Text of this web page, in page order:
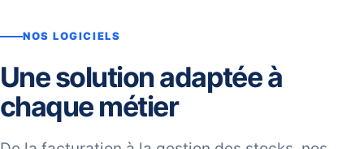
NOS LOGICIELS
Une solution adaptée à
chaque métier